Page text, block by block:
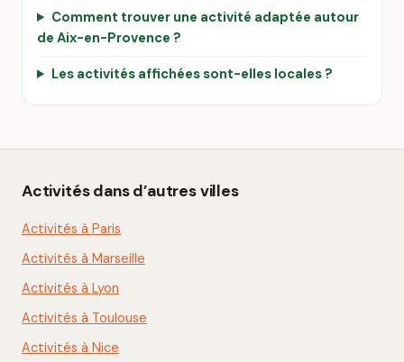
Comment trouver une activité adaptée autour
de Aix-en-Provence ?
Les activités affichées sont-elles locales ?
Activités dans d’autres villes
Activités à Paris
Activités à Marseille
Activités à Lyon
Activités à Toulouse
Activités à Nice